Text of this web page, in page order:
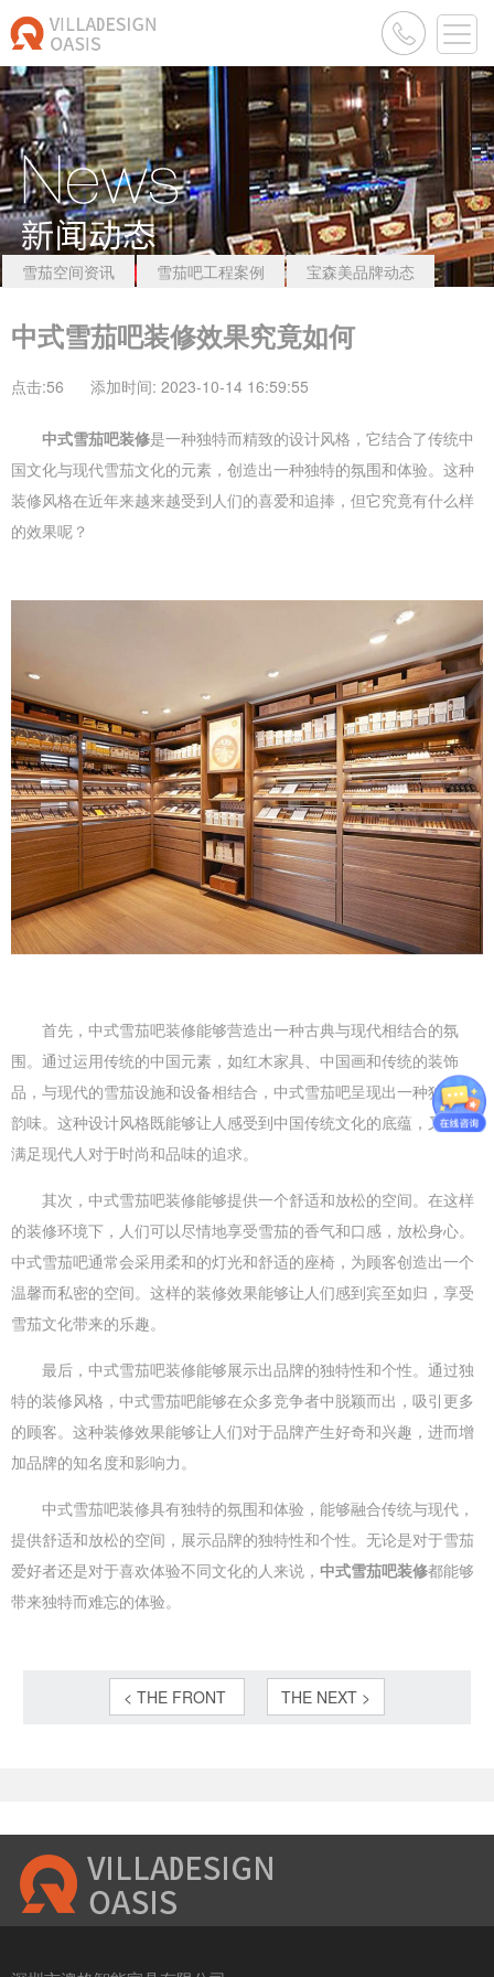
雪茄空间资讯 雪茄吧工程案例 宝森美品牌动态
中式雪茄吧装修效果究竟如何
点击:56 添加时间: 2023-10-14 16:59:55
中式雪茄吧装修是一种独特而精致的设计风格，它结合了传统中
国文化与现代雪茄文化的元素，创造出一种独特的氛围和体验。这种
装修风格在近年来越来越受到人们的喜爱和追捧，但它究竟有什么样
的效果呢？
首先，中式雪茄吧装修能够营造出一种古典与现代相结合的氛
围。通过运用传统的中国元素，如红木家具、中国画和传统的装饰
品，与现代的雪茄设施和设备相结合，中式雪茄吧呈现出一种独特的
韵味。这种设计风格既能够让人感受到中国传统文化的底蕴，又能够
满足现代人对于时尚和品味的追求。
其次，中式雪茄吧装修能够提供一个舒适和放松的空间。在这样
的装修环境下，人们可以尽情地享受雪茄的香气和口感，放松身心。
中式雪茄吧通常会采用柔和的灯光和舒适的座椅，为顾客创造出一个
温馨而私密的空间。这样的装修效果能够让人们感到宾至如归，享受
雪茄文化带来的乐趣。
最后，中式雪茄吧装修能够展示出品牌的独特性和个性。通过独
特的装修风格，中式雪茄吧能够在众多竞争者中脱颖而出，吸引更多
的顾客。这种装修效果能够让人们对于品牌产生好奇和兴趣，进而增
加品牌的知名度和影响力。
中式雪茄吧装修具有独特的氛围和体验，能够融合传统与现代，
提供舒适和放松的空间，展示品牌的独特性和个性。无论是对于雪茄
爱好者还是对于喜欢体验不同文化的人来说， 中式雪茄吧装修都能够
带来独特而难忘的体验。
< THE FRONT THE NEXT >